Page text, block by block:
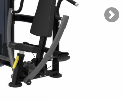
Next